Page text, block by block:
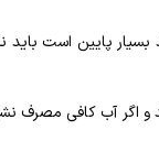
پایین است باید
اگر آب کافی مصرف